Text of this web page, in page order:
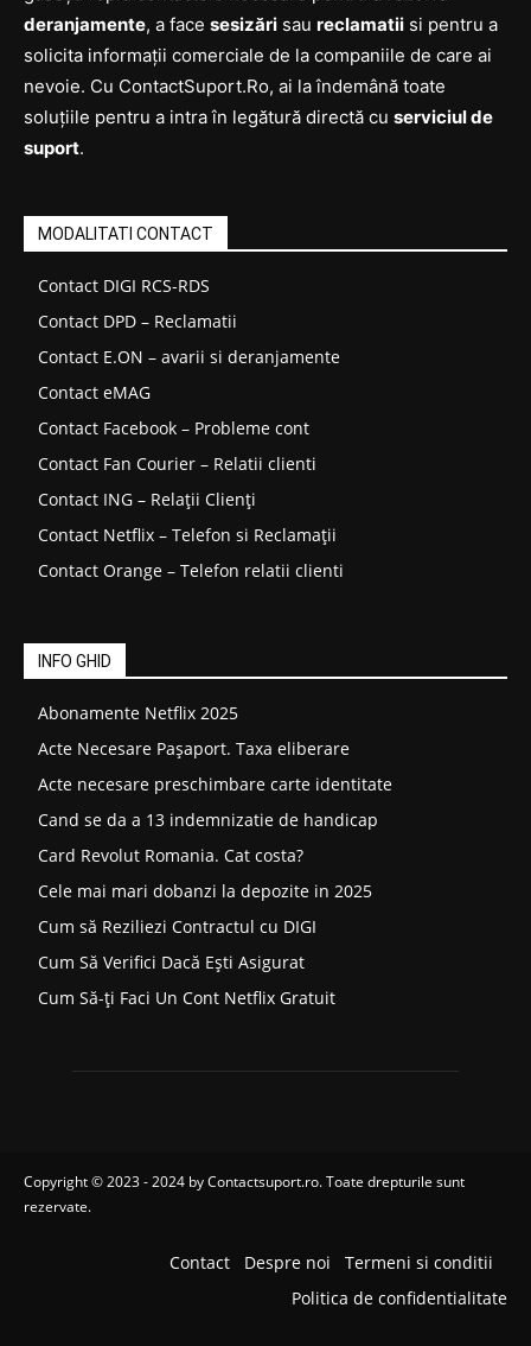
deranjamente, a face sesizări sau reclamatii si pentru a
solicita informații comerciale de la companiile de care ai
nevoie. Cu ContactSuport.Ro, ai la îndemână toate
soluțiile pentru a intra în legătură directă cu serviciul de
suport.
MODALITATI CONTACT
Contact DIGI RCS-RDS
Contact DPD – Reclamatii
Contact E.ON – avarii si deranjamente
Contact eMAG
Contact Facebook – Probleme cont
Contact Fan Courier – Relatii clienti
Contact ING – Relații Clienți
Contact Netflix – Telefon si Reclamații
Contact Orange – Telefon relatii clienti
INFO GHID
Abonamente Netflix 2025
Acte Necesare Pașaport. Taxa eliberare
Acte necesare preschimbare carte identitate
Cand se da a 13 indemnizatie de handicap
Card Revolut Romania. Cat costa?
Cele mai mari dobanzi la depozite in 2025
Cum să Reziliezi Contractul cu DIGI
Cum Să Verifici Dacă Ești Asigurat
Cum Să-ți Faci Un Cont Netflix Gratuit
Copyright © 2023 - 2024 byContactsuport.ro. Toate drepturile sunt
rezervate.
Contact Despre noi
Termeni si conditii
Politica de confidentialitate